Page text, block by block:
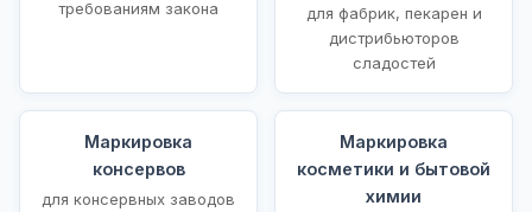
требованиям закона
для фабрик, пекарен и
дистрибьюторов
сладостей
Маркировка
консервов
для консервных заводов
Маркировка
косметики и бытовой
химии